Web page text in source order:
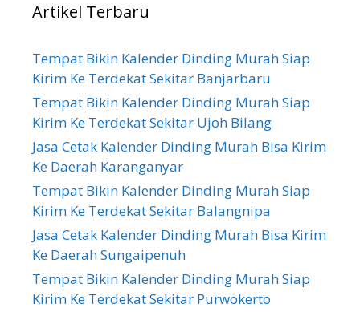
Artikel Terbaru
Tempat Bikin Kalender Dinding Murah Siap
Kirim Ke Terdekat Sekitar Banjarbaru
Tempat Bikin Kalender Dinding Murah Siap
Kirim Ke Terdekat Sekitar Ujoh Bilang
Jasa Cetak Kalender Dinding Murah Bisa Kirim
Ke Daerah Karanganyar
Tempat Bikin Kalender Dinding Murah Siap
Kirim Ke Terdekat Sekitar Balangnipa
Jasa Cetak Kalender Dinding Murah Bisa Kirim
Ke Daerah Sungaipenuh
Tempat Bikin Kalender Dinding Murah Siap
Kirim Ke Terdekat Sekitar Purwokerto